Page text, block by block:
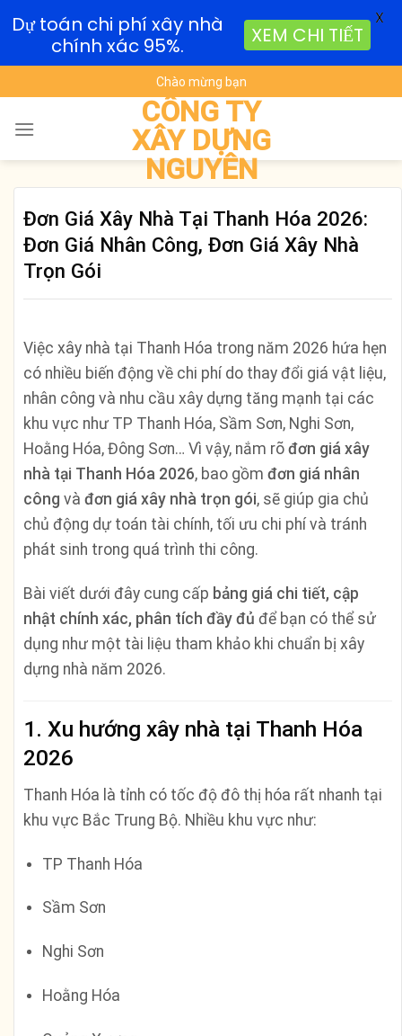
to
content
Chào mừng bạn
CÔNG TY
XÂY DỰNG
NGUYÊN
Đơn Giá Xây Nhà Tại Thanh Hóa 2026:
Đơn Giá Nhân Công, Đơn Giá Xây Nhà
Trọn Gói
Việc xây nhà tại Thanh Hóa trong năm 2026 hứa hẹn
có nhiều biến động về chi phí do thay đổi giá vật liệu,
nhân công và nhu cầu xây dựng tăng mạnh tại các
khu vực như TP Thanh Hóa, Sầm Sơn, Nghi Sơn,
Hoằng Hóa, Đông Sơn… Vì vậy, nắm rõ đơn giá xây
nhà tại Thanh Hóa 2026, bao gồm đơn giá nhân
công và đơn giá xây nhà trọn gói, sẽ giúp gia chủ
chủ động dự toán tài chính, tối ưu chi phí và tránh
phát sinh trong quá trình thi công.
Bài viết dưới đây cung cấp bảng giá chi tiết, cập
nhật chính xác, phân tích đầy đủ để bạn có thể sử
dụng như một tài liệu tham khảo khi chuẩn bị xây
dựng nhà năm 2026.
1. Xu hướng xây nhà tại Thanh Hóa
2026
Thanh Hóa là tỉnh có tốc độ đô thị hóa rất nhanh tại
khu vực Bắc Trung Bộ. Nhiều khu vực như:
TP Thanh Hóa
Sầm Sơn
Nghi Sơn
Hoằng Hóa
Dự toán chi phí xây nhà
chính xác 95%.
XEM CHI TIẾT
X